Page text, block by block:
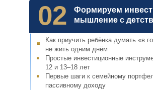
Как приучить ребёнка думать «в
не жить одним днём
Простые инвестиционные
12 и 13–18 лет
Первые шаги к семейному
пассивному доходу
Формируем
мышление с
02